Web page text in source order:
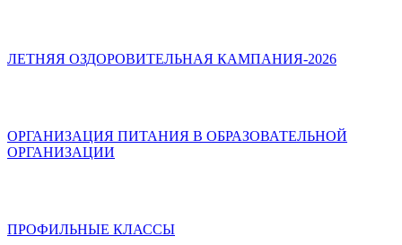
ЛЕТНЯЯ ОЗДОРОВИТЕЛЬНАЯ КАМПАНИЯ-2026
ОРГАНИЗАЦИЯ ПИТАНИЯ В ОБРАЗОВАТЕЛЬНОЙ
ОРГАНИЗАЦИИ
ПРОФИЛЬНЫЕ КЛАССЫ